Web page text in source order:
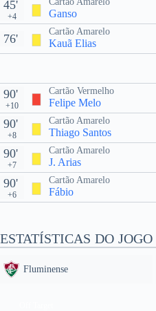
Ganso
45'
+4
Cartão Amarelo
Kauã Elias
76'
Cartão Vermelho
Felipe Melo
90'
+10
Cartão Amarelo
Thiago Santos
90'
+8
Cartão Amarelo
J. Arias
90'
+7
Cartão Amarelo
Fábio
90'
+6
ESTATÍSTICAS DO JOGO
Fluminense